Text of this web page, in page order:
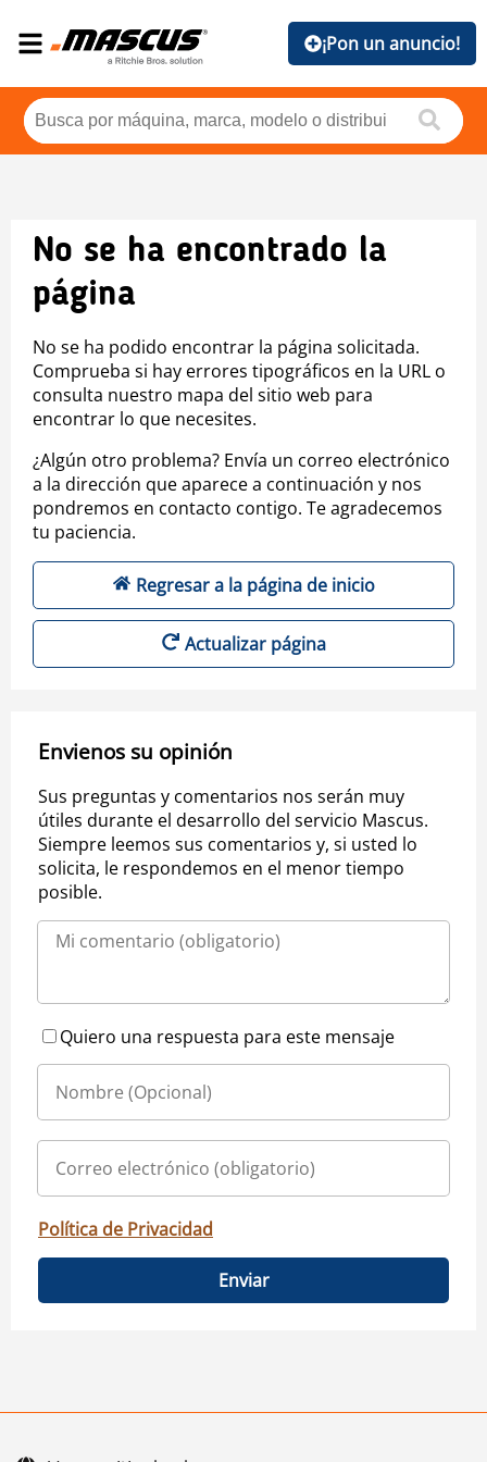
¡Pon un anuncio!
No se ha encontrado la
página
No se ha podido encontrar la página solicitada.
Comprueba si hay errores tipográficos en la URL o
consulta nuestro mapa del sitio web para
encontrar lo que necesites.
¿Algún otro problema? Envía un correo electrónico
a la dirección que aparece a continuación y nos
pondremos en contacto contigo. Te agradecemos
tu paciencia.
Regresar a la página de inicio
Actualizar página
Envienos su opinión
Sus preguntas y comentarios nos serán muy
útiles durante el desarrollo del servicio Mascus.
Siempre leemos sus comentarios y, si usted lo
solicita, le respondemos en el menor tiempo
posible.
Quiero una respuesta para este mensaje
Política de Privacidad
Enviar